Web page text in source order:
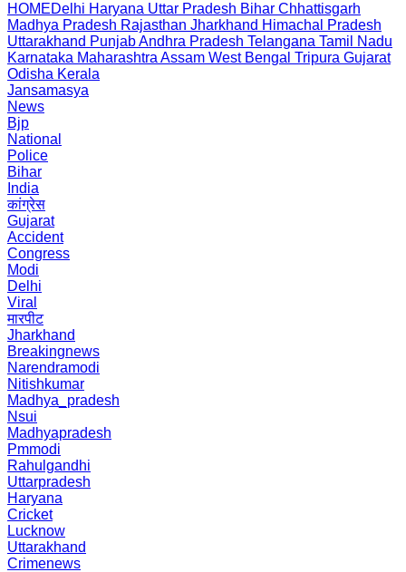
HOMEDelhi Haryana Uttar Pradesh Bihar Chhattisgarh
Madhya Pradesh Rajasthan Jharkhand Himachal Pradesh
Uttarakhand PunjabAndhra Pradesh Telangana Tamil Nadu
Karnataka Maharashtra Assam West Bengal Tripura Gujarat
Odisha Kerala
Jansamasya
News
Bjp
National
Police
Bihar
India
कांग्रेस
Gujarat
Accident
Congress
Modi
Delhi
Viral
मारपीट
Jharkhand
Breakingnews
Narendramodi
Nitishkumar
Madhya_pradesh
Nsui
Madhyapradesh
Pmmodi
Rahulgandhi
Uttarpradesh
Haryana
Cricket
Lucknow
Uttarakhand
Crimenews